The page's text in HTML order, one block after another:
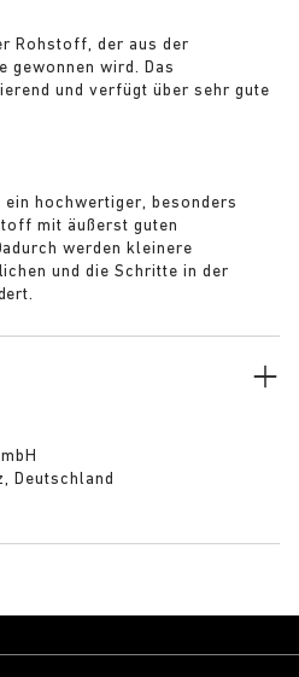
Rohstoff, der aus der
gewonnen wird. Das
und verfügt über sehr gute
hochwertiger, besonders
mit äußerst guten
werden kleinere
und die Schritte in der
Deutschland